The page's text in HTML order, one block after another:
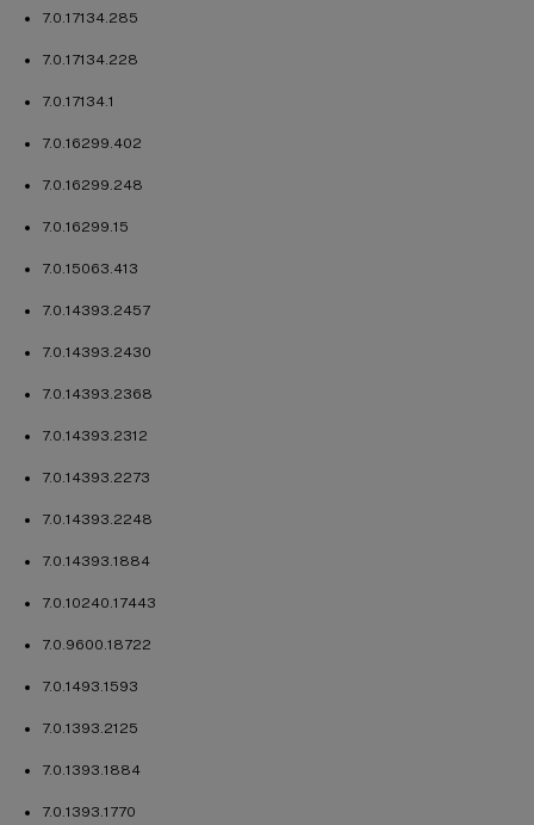
7.0.17134.285
7.0.17134.228
7.0.17134.1
7.0.16299.402
7.0.16299.248
7.0.16299.15
7.0.15063.413
7.0.14393.2457
7.0.14393.2430
7.0.14393.2368
7.0.14393.2312
7.0.14393.2273
7.0.14393.2248
7.0.14393.1884
7.0.10240.17443
7.0.9600.18722
7.0.1493.1593
7.0.1393.2125
7.0.1393.1884
7.0.1393.1770